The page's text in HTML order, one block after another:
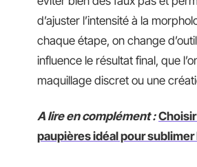
d’ajuster l’intensité à la
chaque étape, on change
influence le résultat final, que
maquillage discret ou une
A lire en complément :
paupières idéal pour